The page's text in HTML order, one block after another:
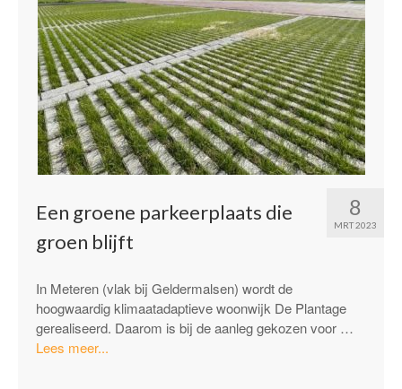
8
MRT 2023
Een groene parkeerplaats die
groen blijft
In Meteren (vlak bij Geldermalsen) wordt de
hoogwaardig klimaatadaptieve woonwijk De Plantage
gerealiseerd. Daarom is bij de aanleg gekozen voor …
Lees meer...